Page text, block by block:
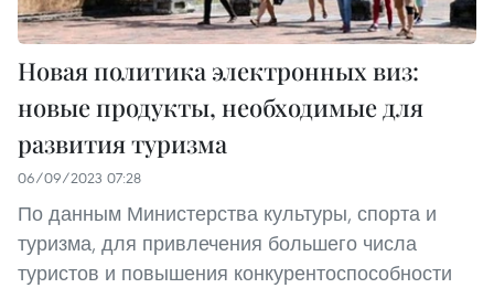
Новая политика электронных виз:
новые продукты, необходимые для
развития туризма
06/09/2023 07:28
По данным Министерства культуры, спорта и
туризма, для привлечения большего числа
туристов и повышения конкурентоспособности